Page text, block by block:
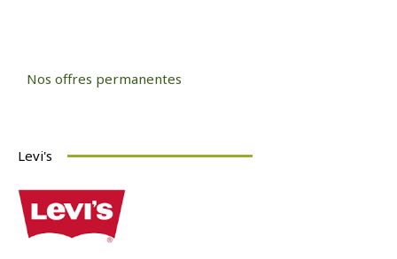
Nos offres permanentes
Levi's